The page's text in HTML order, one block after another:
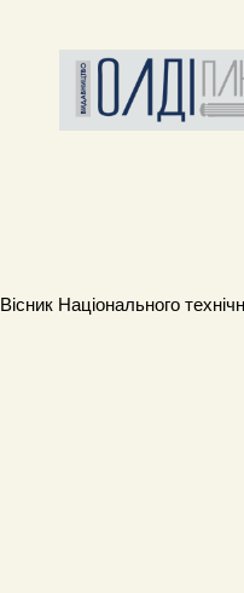
Національного